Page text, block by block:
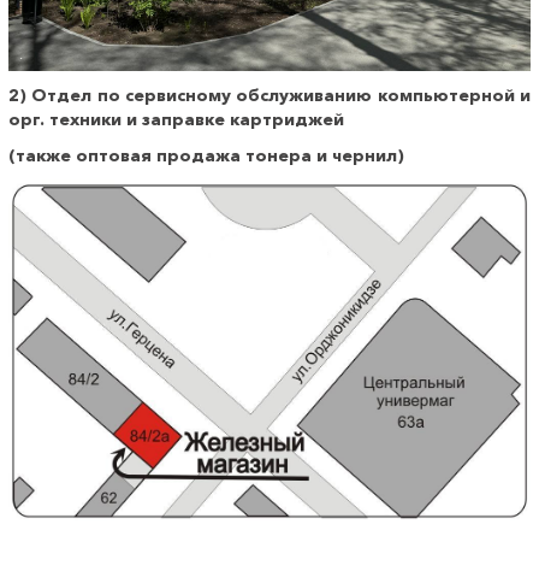
2) Отдел по сервисному обслуживанию компьютерной и
орг. техники и заправке картриджей
(также оптовая продажа тонера и чернил)